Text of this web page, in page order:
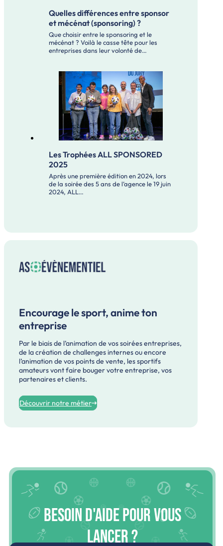
Quelles différences entre sponsor
et mécénat (sponsoring) ?
Que choisir entre le sponsoring et le
mécénat ? Voilà le casse tête pour les
entreprises dans leur volonté de…
Les Trophées ALL SPONSORED
2025
Après une première édition en 2024, lors
de la soirée des 5 ans de l’agence le 19 juin
2024, ALL…
Encourage le sport, anime ton
entreprise
Par le biais de l’animation de vos soirées entreprises,
de la création de challenges internes ou encore
l’animation de vos points de vente, les sportifs
amateurs vont faire bouger votre entreprise, vos
partenaires et clients.
Découvrir notre métier
Besoin d'aide pour vous
lancer ?